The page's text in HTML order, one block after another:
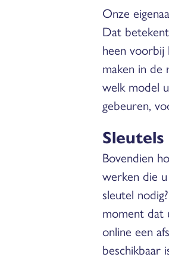
Onze
Dat
heen voorbij
maken in de
welk model
gebeuren,
Bovendien
werken die
sleutel
moment dat
online een
beschikbaar